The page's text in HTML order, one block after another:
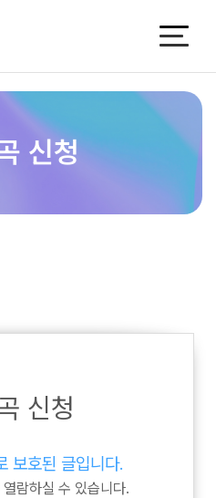
신청
신청
보호된 글입니다.
람하실 수 있습니다.